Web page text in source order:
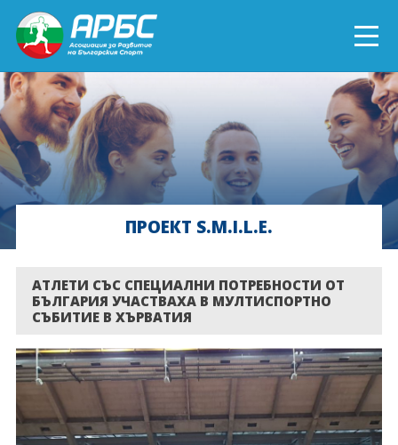
ENGLISH
СПОРТ БЛИЗО ДО ТЕБ
ТЕКУЩИ ПРОЕКТИ
ОНЛАЙН ОБУЧЕНИЯПРОЕКТ S.M.I.L.E.
АТЛЕТИ СЪС СПЕЦИАЛНИ ПОТРЕБНОСТИ ОТ
БЪЛГАРИЯ УЧАСТВАХА В МУЛТИСПОРТНО
СЪБИТИЕ В ХЪРВАТИЯ